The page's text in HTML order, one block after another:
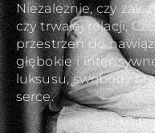
Niezależnie, czy
czy trwałej relacji,
przestrzeń do
głębokie i
luksusu, swobody i
serce.